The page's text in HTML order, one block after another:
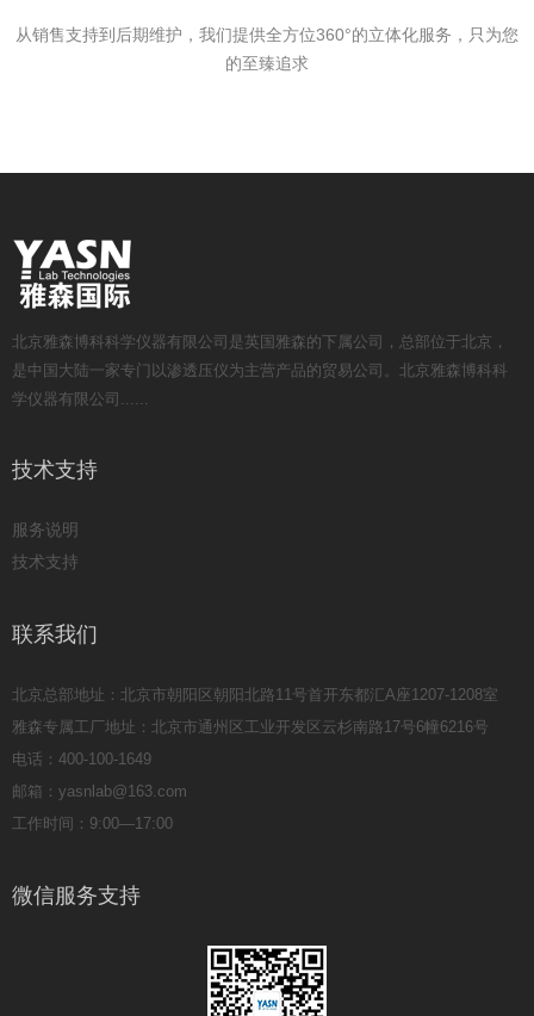
从销售支持到后期维护，我们提供全方位360°的立体化服务，只为您
的至臻追求
北京雅森博科科学仪器有限公司是英国雅森的下属公司，总部位于北京，
是中国大陆一家专门以渗透压仪为主营产品的贸易公司。北京雅森博科科
学仪器有限公司......
技术支持
服务说明
技术支持
联系我们
北京总部地址：北京市朝阳区朝阳北路11号首开东都汇A座1207-1208室
雅森专属工厂地址：北京市通州区工业开发区云杉南路17号6幢6216号
电话：400-100-1649
邮箱：yasnlab@163.com
工作时间：9:00—17:00
微信服务支持